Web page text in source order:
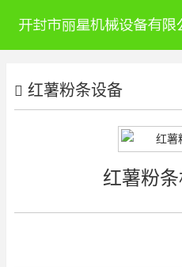
新闻
工艺
联系
红薯粉条设备
红薯粉